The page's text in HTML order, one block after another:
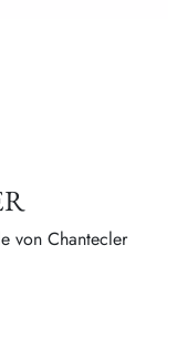
von Chantecler